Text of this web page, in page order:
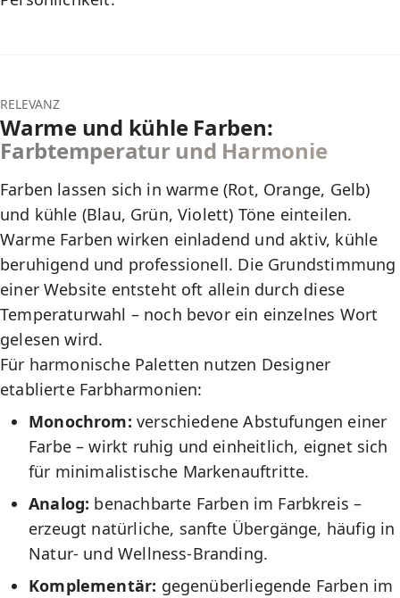
RELEVANZ
Warme und kühle Farben:
Farbtemperatur und Harmonie
Farben lassen sich in warme (Rot, Orange, Gelb)
und kühle (Blau, Grün, Violett) Töne einteilen.
Warme Farben wirken einladend und aktiv, kühle
beruhigend und professionell. Die Grundstimmung
einer Website entsteht oft allein durch diese
Temperaturwahl – noch bevor ein einzelnes Wort
gelesen wird.
Für harmonische Paletten nutzen Designer
etablierte Farbharmonien:
Monochrom: verschiedene Abstufungen einer
Farbe – wirkt ruhig und einheitlich, eignet sich
für minimalistische Markenauftritte.
Analog: benachbarte Farben im Farbkreis –
erzeugt natürliche, sanfte Übergänge, häufig in
Natur- und Wellness-Branding.
Komplementär: gegenüberliegende Farben im